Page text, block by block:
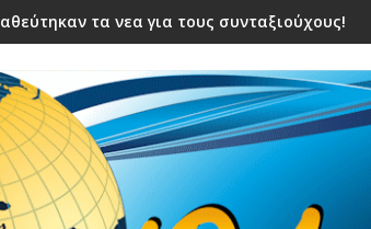
τα νεα για τους συνταξιούχους!